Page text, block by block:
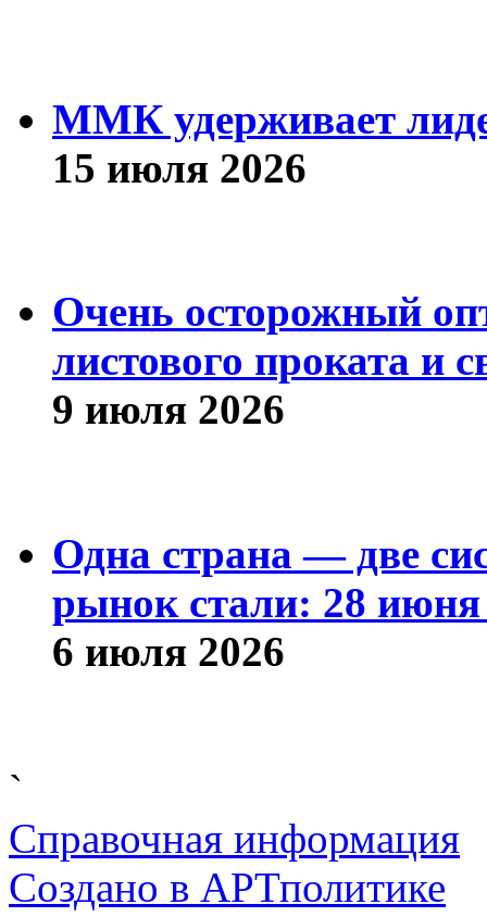
ММК удерживает
15 июля 2026
Очень осторожный
листового проката и
9 июля 2026
Одна страна — две
рынок стали: 28
6 июля 2026
`
Справочная информация
Cоздано в АРТполитике